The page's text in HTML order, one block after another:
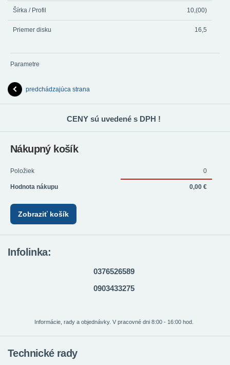
Šírka / Profil 10,(00)
Priemer disku 16,5
Parametre
predchádzajúca strana
CENY sú uvedené s DPH !
Nákupný košík
Položiek 0
Hodnota nákupu 0,00 €
Zobraziť košík
Infolinka:
0376526589
0903433275
Informácie, rady a objednávky. V pracovné dni 8:00 - 16:00 hod.
Technické rady